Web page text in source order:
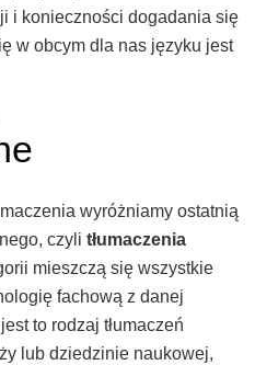
i konieczności dogadania się
w obcym dla nas języku jest
wyróżniamy ostatnią
czyli tłumaczenia
mieszczą się wszystkie
fachową z danej
to rodzaj tłumaczeń
lub dziedzinie naukowej,